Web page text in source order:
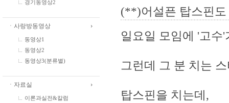
경기동영상2
ㆍ사랑방동영상
동영상1
동영상2
동영상3(분류별)
ㆍ자료실
이론과실전&칼럼
(**)어설픈 탑스핀
일요일 모임에 '고수
그런데 그 분 치는
탑스핀을 치는데,